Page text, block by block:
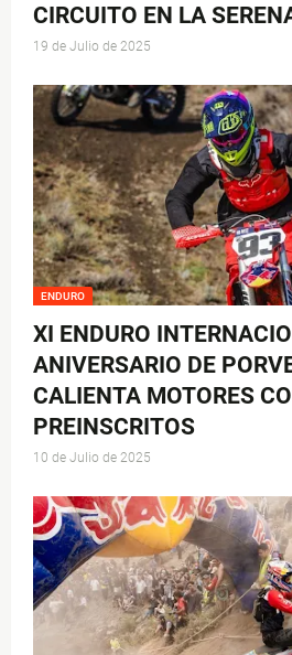
CIRCUITO EN LA
19 de Julio de 2025
ENDURO
XI ENDURO
ANIVERSARIO DE
CALIENTA MOTORES
PREINSCRITOS
10 de Julio de 2025